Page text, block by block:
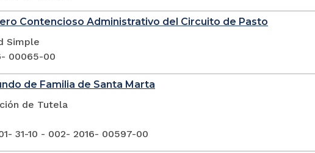
Contencioso Administrativo del Circuito de Pasto
Simple
00065-00
de Familia de Santa Marta
de Tutela
31-10 - 002- 2016- 00597-00